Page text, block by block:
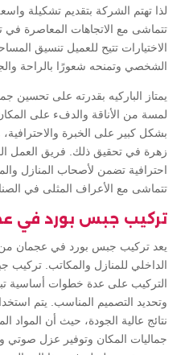
لذا تهتم الشركة بتقديم تشكيلة
تتماشى مع الاتجاهات المعاصرة في
الاختيارات تتيح للعميل تنسيق
الشخصي وتمنحه شعورًا بالراحة
يمتاز الباركيه بقدرته على تحسين
لمسة من الأناقة والدفء على
بشكل كبير على الخبرة
زهرة في تحقيق ذلك. فريق العمل
احترافية تضمن لأصحاب المنازل
تتماشى مع الأعراف المثلى في
تركيب جبس بورد في
يعد تركيب جبس بورد في عجمان من
الداخلي للمنازل والمكاتب.
التركيب على عدة خطوات أساسية
وتحديد التصميم المناسب. يتم
نتائج عالية الجودة، حيث أن المواد
جماليات المكان وتوفير عزل